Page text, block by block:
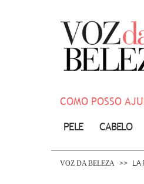
COMO POSSO
PELE
CABELO
VOZ DA BELEZA LA